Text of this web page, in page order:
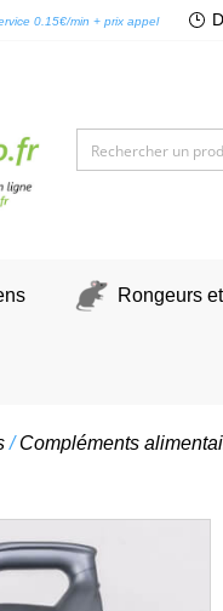
0.15€/min + prix appel
Rongeurs
/Compléments